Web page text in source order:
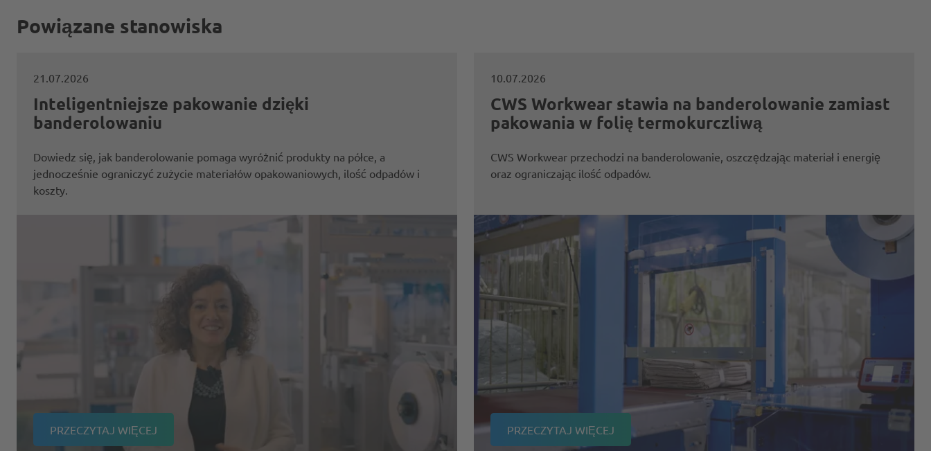
Powiązane stanowiska
21.07.2026
Inteligentniejsze pakowanie dzięki
banderolowaniu
Dowiedz się, jak banderolowanie pomaga wyróżnić produkty na półce, a
jednocześnie ograniczyć zużycie materiałów opakowaniowych, ilość odpadów i
koszty.
PRZECZYTAJ WIĘCEJ
10.07.2026
CWS Workwear stawia na banderolowanie zamiast
pakowania w folię termokurczliwą
CWS Workwear przechodzi na banderolowanie, oszczędzając materiał i energię
oraz ograniczając ilość odpadów.
PRZECZYTAJ WIĘCEJ